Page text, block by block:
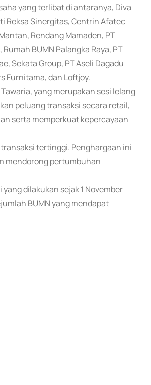
yang terlibat di antaranya, Diva
Reksa Sinergitas, Centrin Afatec
Rendang Mamaden, PT
BUMN Palangka Raya, PT
Sekata Group, PT Aseli Dagadu
Furnitama, dan Loftjoy.
yang merupakan sesi lelang
peluang transaksi secara retail,
serta memperkuat kepercayaan
tertinggi. Penghargaan ini
mendorong pertumbuhan
dilakukan sejak 1 November
BUMN yang mendapat